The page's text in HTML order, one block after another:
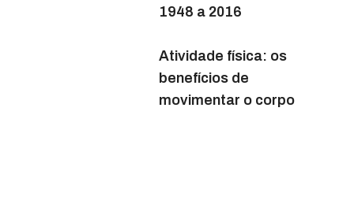
Como engajar
trabalho remoto?
Eventos sociais online:
1948 a 2016
Atividade física: os
benefícios de
movimentar o corpo
lançam “Saudade
“Imagine” completa 50
anos